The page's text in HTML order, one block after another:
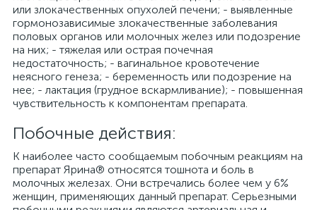
или злокачественных опухолей печени; - выявленные
гормонозависимые злокачественные заболевания
половых органов или молочных желез или подозрение
на них; - тяжелая или острая почечная
недостаточность; - вагинальное кровотечение
неясного генеза; - беременность или подозрение на
нее; - лактация (грудное вскармливание); - повышенная
чувствительность к компонентам препарата.
Побочные действия:
К наиболее часто сообщаемым побочным реакциям на
препарат Ярина® относятся тошнота и боль в
молочных железах. Они встречались более чем у 6%
женщин, применяющих данный препарат. Серьезными